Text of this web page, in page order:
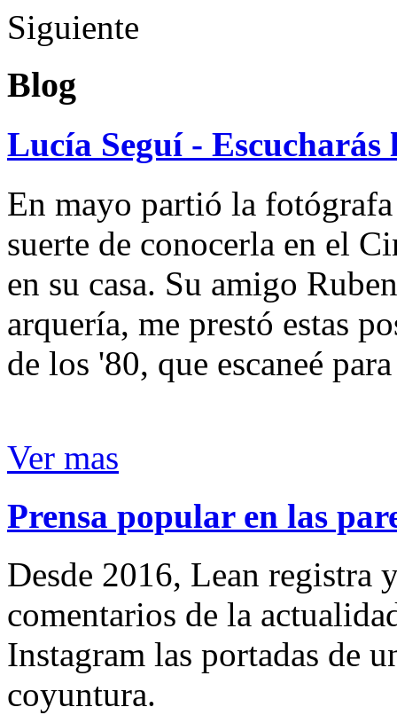
Siguiente
Blog
Lucía Seguí - Escucharás
En mayo partió la
suerte de conocerla en el
en su casa. Su amigo
arquería, me prestó estas
de los '80, que escaneé
Ver mas
Prensa popular en las
Desde 2016, Lean registra
comentarios de la
Instagram las portadas de
coyuntura.